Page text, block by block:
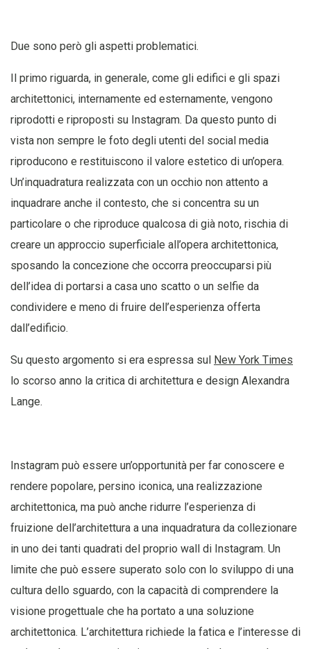
Due sono però gli aspetti problematici.
Il primo riguarda, in generale, come gli edifici e gli spazi
architettonici, internamente ed esternamente, vengono
riprodotti e riproposti su Instagram. Da questo punto di
vista non sempre le foto degli utenti del social media
riproducono e restituiscono il valore estetico di un’opera.
Un’inquadratura realizzata con un occhio non attento a
inquadrare anche il contesto, che si concentra su un
particolare o che riproduce qualcosa di già noto, rischia di
creare un approccio superficiale all’opera architettonica,
sposando la concezione che occorra preoccuparsi più
dell’idea di portarsi a casa uno scatto o un selfie da
condividere e meno di fruire dell’esperienza offerta
dall’edificio.
Su questo argomento si era espressa sul New York Times
lo scorso anno la critica di architettura e design Alexandra
Lange.
Instagram può essere un’opportunità per far conoscere e
rendere popolare, persino iconica, una realizzazione
architettonica, ma può anche ridurre l’esperienza di
fruizione dell’architettura a una inquadratura da collezionare
in uno dei tanti quadrati del proprio wall di Instagram. Un
limite che può essere superato solo con lo sviluppo di una
cultura dello sguardo, con la capacità di comprendere la
visione progettuale che ha portato a una soluzione
architettonica. L’architettura richiede la fatica e l’interesse di